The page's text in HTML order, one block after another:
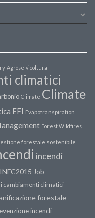
Agroselvicoltura
climatici
Climate Climate
EFI Evapotranspiration
Forest Wildfires
forestale sostenibile
incendi
INFC2015 Job
cambiamenti climatici
forestale
incendi